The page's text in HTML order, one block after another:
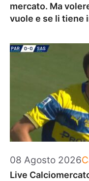
mercato. Ma
vuole e se li tiene
08 Agosto 2026
Live